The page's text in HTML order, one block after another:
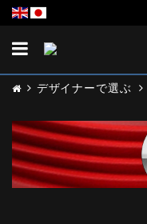
Toggle
デザイナーで選ぶ